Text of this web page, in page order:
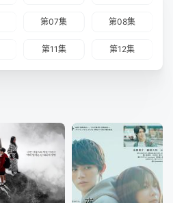
第07集 第08集
第11集 第12集